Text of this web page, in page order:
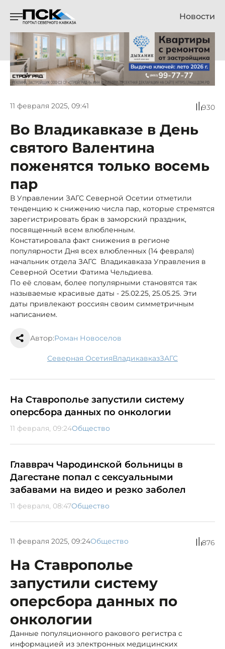
Новости
11 февраля 2025, 09:41 930
Во Владикавказе в День
святого Валентина
поженятся только восемь
пар
В Управлении ЗАГС Северной Осетии отметили
тенденцию к снижению числа пар, которые стремятся
зарегистрировать брак в заморский праздник,
посвященный всем влюбленным.
Констатировала факт снижения в регионе
популярности Дня всех влюбленных (14 февраля)
начальник отдела ЗАГС Владикавказа Управления в
Северной Осетии Фатима Чельдиева.
По её словам, более популярными становятся так
называемые красивые даты - 25.02.25, 25.05.25. Эти
даты привлекают россиян своим симметричным
написанием.
Автор:Роман Новоселов
Северная Осетия Владикавказ ЗАГС
На Ставрополье запустили систему
оперсбора данных по онкологии
11 февраля, 09:24Общество
Главврач Чародинской больницы в
Дагестане попал с сексуальными
забавами на видео и резко заболел
11 февраля, 08:47Общество
11 февраля 2025, 09:24Общество 876
На Ставрополье
запустили систему
оперсбора данных по
онкологии
Данные популяционного ракового регистра с
информацией из электронных медицинских